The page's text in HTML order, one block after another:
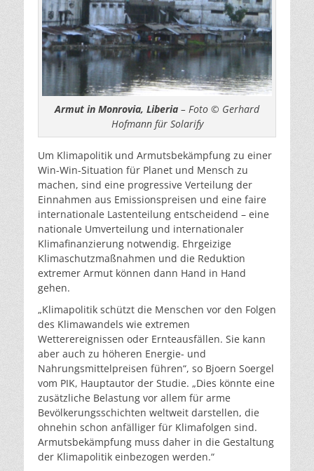
Armut in Monrovia, Liberia – Foto © Gerhard
Hofmann für Solarify
Um Klimapolitik und Armutsbekämpfung zu einer
Win-Win-Situation für Planet und Mensch zu
machen, sind eine progressive Verteilung der
Einnahmen aus Emissionspreisen und eine faire
internationale Lastenteilung entscheidend – eine
nationale Umverteilung und internationaler
Klimafinanzierung notwendig. Ehrgeizige
Klimaschutzmaßnahmen und die Reduktion
extremer Armut können dann Hand in Hand
gehen.
„Klimapolitik schützt die Menschen vor den Folgen
des Klimawandels wie extremen
Wetterereignissen oder Ernteausfällen. Sie kann
aber auch zu höheren Energie- und
Nahrungsmittelpreisen führen“, so Bjoern Soergel
vom PIK, Hauptautor der Studie. „Dies könnte eine
zusätzliche Belastung vor allem für arme
Bevölkerungsschichten weltweit darstellen, die
ohnehin schon anfälliger für Klimafolgen sind.
Armutsbekämpfung muss daher in die Gestaltung
der Klimapolitik einbezogen werden.“